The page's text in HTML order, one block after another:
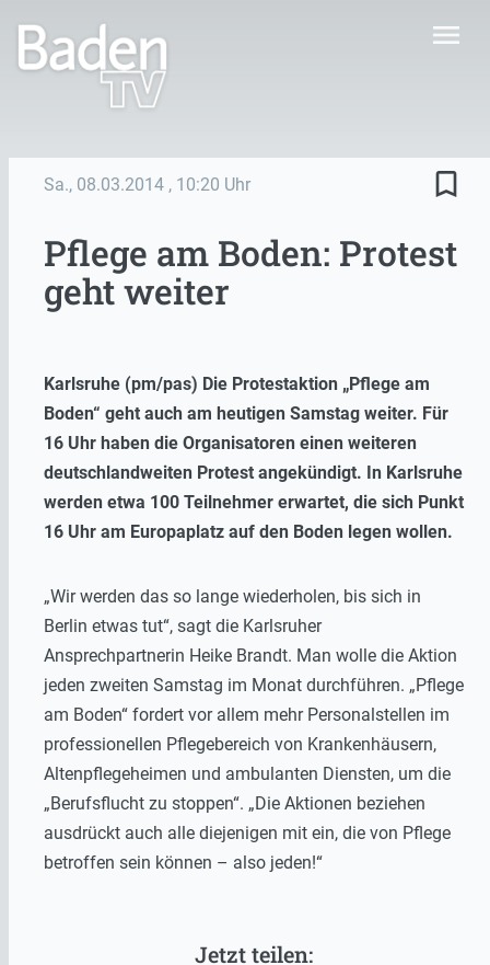
menu
Sa., 08.03.2014 , 10:20 Uhr bookmark_border
Pflege am Boden: Protest
geht weiter
Karlsruhe (pm/pas) Die Protestaktion „Pflege am
Boden“ geht auch am heutigen Samstag weiter. Für
16 Uhr haben die Organisatoren einen weiteren
deutschlandweiten Protest angekündigt. In Karlsruhe
werden etwa 100 Teilnehmer erwartet, die sich Punkt
16 Uhr am Europaplatz auf den Boden legen wollen.
„Wir werden das so lange wiederholen, bis sich in
Berlin etwas tut“, sagt die Karlsruher
Ansprechpartnerin Heike Brandt. Man wolle die Aktion
jeden zweiten Samstag im Monat durchführen. „Pflege
am Boden“ fordert vor allem mehr Personalstellen im
professionellen Pflegebereich von Krankenhäusern,
Altenpflegeheimen und ambulanten Diensten, um die
„Berufsflucht zu stoppen“. „Die Aktionen beziehen
ausdrückt auch alle diejenigen mit ein, die von Pflege
betroffen sein können – also jeden!“